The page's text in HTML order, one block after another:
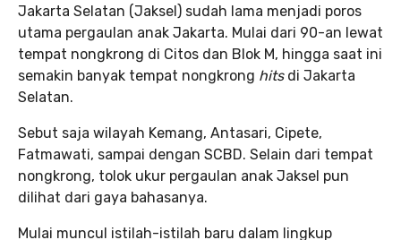
Jakarta Selatan (Jaksel) sudah lama menjadi poros
utama pergaulan anak Jakarta. Mulai dari 90-an lewat
tempat nongkrong di Citos dan Blok M, hingga saat ini
semakin banyak tempat nongkrong hitsdi Jakarta
Selatan.
Sebut saja wilayah Kemang, Antasari, Cipete,
Fatmawati, sampai dengan SCBD. Selain dari tempat
nongkrong, tolok ukur pergaulan anak Jaksel pun
dilihat dari gaya bahasanya.
Mulai muncul istilah-istilah baru dalam lingkup